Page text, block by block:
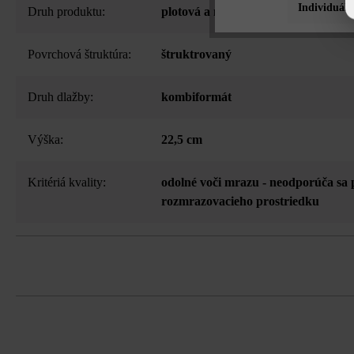
Druh produktu: plotová a múrová tvárnica
Povrchová štruktúra: štruktrovaný
Druh dlažby: kombiformát
Výška: 22,5 cm
Kritériá kvality:
odolné voči mrazu - neodporúča sa
rozmrazovacieho prostriedku
Upozornenie pre objednávku: Pri